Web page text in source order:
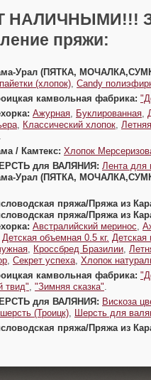
НАЛИЧНЫМИ!!!
пряжи:
Урал (ПЯТКА,
(хлопок) Candy
камвольная фабрика:
Ажурная Буклированная
Классический хлопок
/ Камтекс: Хлопок
для ВАЛЯНИЯ: Лента для
Урал (ПЯТКА,
пряжа/Пряжа из
пряжа/Пряжа из
Австралийский меринос
Детская объемная 0.5 кг. Детская
Кроссбред Бразилии
Секрет успеха Хлопок
камвольная фабрика:
твид" "Зимняя сказка"
для ВАЛЯНИЯ: Вискоза
(Троицк)
Шерсть для
пряжа/Пряжа из